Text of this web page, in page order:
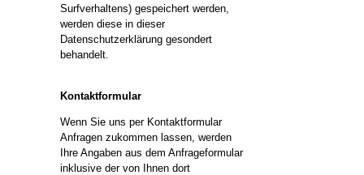
Surfverhaltens) gespeichert werden,
werden diese in dieser
Datenschutzerklärung gesondert
behandelt.
Kontaktformular
Wenn Sie uns per Kontaktformular
Anfragen zukommen lassen, werden
Ihre Angaben aus dem Anfrageformular
inklusive der von Ihnen dort